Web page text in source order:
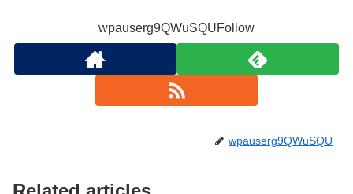
wpauserg9QWuSQUFollow
wpauserg9QWuSQU